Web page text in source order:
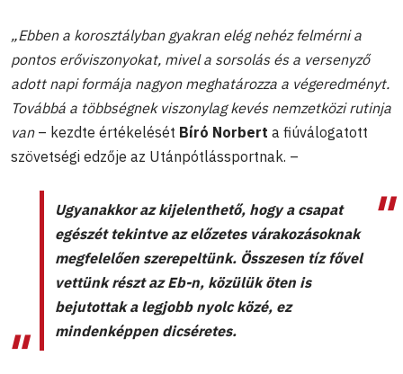
„Ebben a korosztályban gyakran elég nehéz felmérni a
pontos erőviszonyokat, mivel a sorsolás és a versenyző
adott napi formája nagyon meghatározza a végeredményt.
Továbbá a többségnek viszonylag kevés nemzetközi rutinja
van – kezdte értékelését Bíró Norbert a fiúválogatott
szövetségi edzője az Utánpótlássportnak. –
Ugyanakkor az kijelenthető, hogy a csapat
egészét tekintve az előzetes várakozásoknak
megfelelően szerepeltünk. Összesen tíz fővel
vettünk részt az Eb-n, közülük öten is
bejutottak a legjobb nyolc közé, ez
mindenképpen dicséretes.